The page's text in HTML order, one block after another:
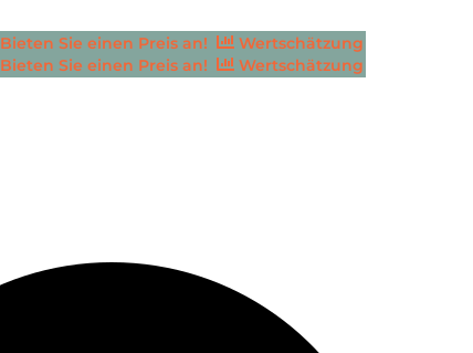
Bieten Sie einen Preis an!
Wertschätzung
Bieten Sie einen Preis an! Wertschätzung